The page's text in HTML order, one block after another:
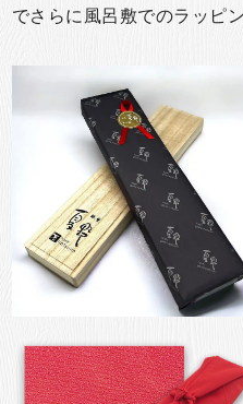
でさらに風呂敷でのラッピ